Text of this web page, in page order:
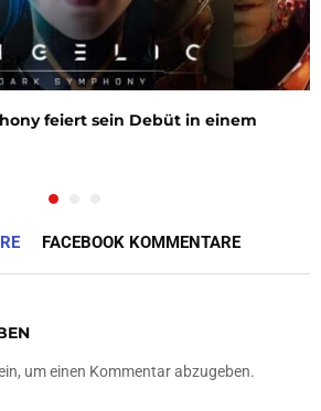
feiert sein Debüt in einem
FACEBOOK KOMMENTARE
um einen Kommentar abzugeben.